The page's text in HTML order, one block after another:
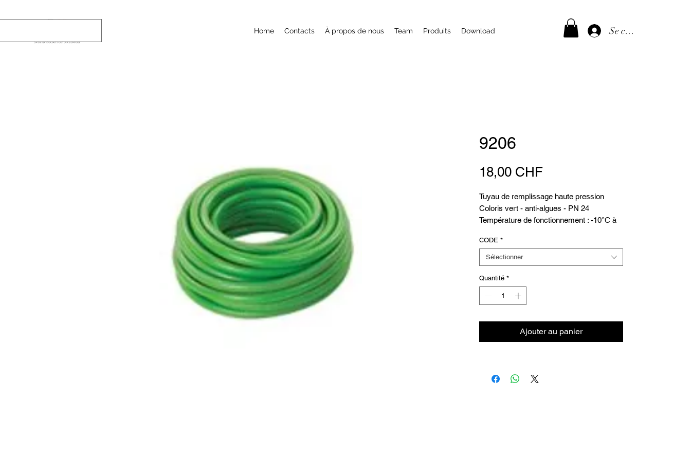
Home Contacts À propos de nous Team Produits Download Se connecter
9206
18,00 CHFPrix
Tuyau de remplissage haute pression
Coloris vert - anti-algues - PN 24
Température de fonctionnement : -10°C à
CODE *
Sélectionner
Quantité *
Ajouter au panier